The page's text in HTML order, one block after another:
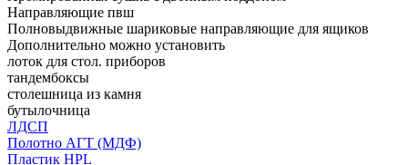
Направляющие пвш
Полновыдвижные шариковые направляющие для ящиков
Дополнительно можно установить
лоток для стол. приборов
тандембоксы
столешница из камня
бутылочница
ЛДСП
Полотно АГТ (МДФ)
Пластик HPL